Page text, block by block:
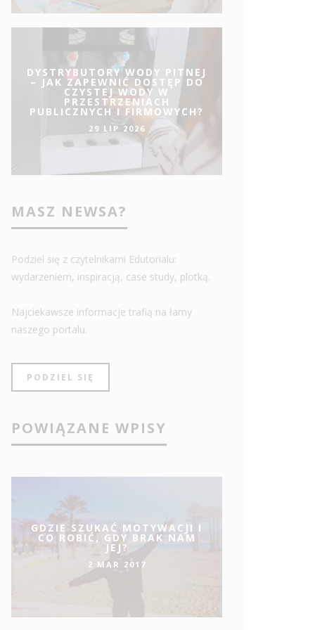
DYSTRYBUTORY WODY PITNEJ
– JAK ZAPEWNIĆ DOSTĘP DO
CZYSTEJ WODY W
PRZESTRZENIACH
PUBLICZNYCH I FIRMOWYCH?
29 LIP 2026
MASZ NEWSA?
Podziel się z czytelnikami Edutorialu:
wydarzeniem, inspiracją, case study, plotką.
Najciekawsze informacje trafią na łamy
naszego portalu.
PODZIEL SIĘ
POWIĄZANE WPISY
GDZIE SZUKAĆ MOTYWACJI I
CO ROBIĆ, GDY BRAK NAM
JEJ?
2 MAR 2017